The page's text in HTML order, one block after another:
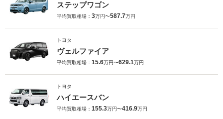
ステップワゴン
平均買取相場： 3万円〜587.7万円
トヨタ
ヴェルファイア
平均買取相場： 15.6万円〜629.1万円
トヨタ
ハイエースバン
平均買取相場： 155.3万円〜416.9万円